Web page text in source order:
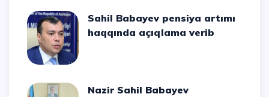
Sahil Babayev pensiya artımı
haqqında açıqlama verib
Nazir Sahil Babayev